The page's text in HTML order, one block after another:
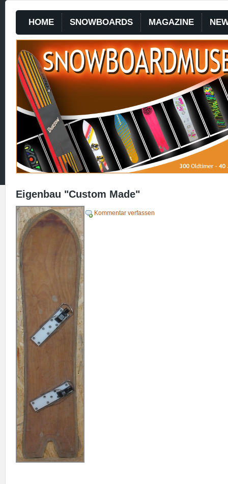
HOME SNOWBOARDS MAGAZINE
Eigenbau "Custom Made"
Kommentar verfassen